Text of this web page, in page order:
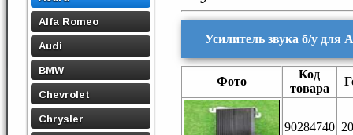
Alfa Romeo
Audi
BMW
Chevrolet
Chrysler
Усилитель звука б/у для
Фото
Код
товара
90284740